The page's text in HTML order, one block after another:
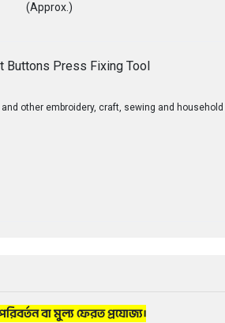
(Approx.)
Buttons Press Fixing Tool
other embroidery, craft, sewing and
বা মুল্য ফেরত প্রযোজ্য।